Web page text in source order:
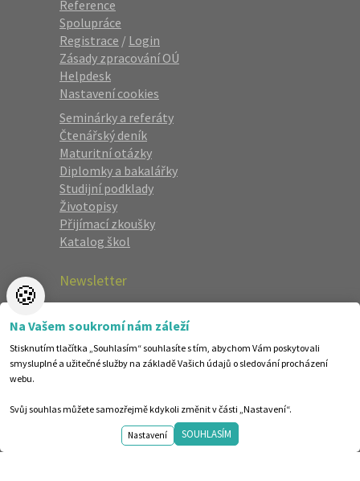
Reference
Spolupráce
Registrace / Login
Zásady zpracování OÚ
Helpdesk
Nastavení cookies
Seminárky a referáty
Čtenářský deník
Maturitní otázky
Diplomky a bakalářky
Studijní podklady
Životopisy
Přijímací zkoušky
Katalog škol
Newsletter
nabídky jako první.
🍪
Na Vašem soukromí nám záleží
Stisknutím tlačítka „Souhlasím“ souhlasíte s tím, abychom Vám poskytovali
smysluplné a užitečné služby na základě Vašich údajů o sledování procházení
webu.
Svůj souhlas můžete samozřejmě kdykoli změnit v části „Nastavení“.
Nastavení SOUHLASÍM